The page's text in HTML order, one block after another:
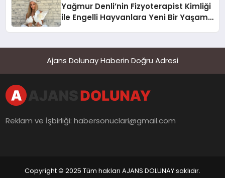
Yağmur Denli’nin Fizyoterapist Kimliği
ile Engelli Hayvanlara Yeni Bir Yaşam
Ajans Dolunay Haberin Doğru Adresi
Reklam ve İşbirliği:habersonuclari@gmail.com
Copyright © 2025 Tüm hakları AJANS DOLUNAY saklıdır.